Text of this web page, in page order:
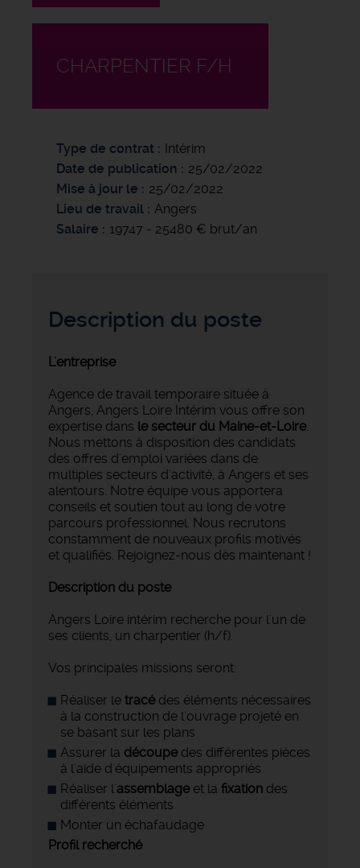
CHARPENTIER F/H
Type de contrat
Intérim
Date de publication
25/02/2022
Mise à jour le
25/02/2022
Lieu de travail
Angers
Salaire
19747 - 25480 € brut/an
Description du poste
L'entreprise
Agence de travail temporaire située à
Angers, Angers Loire Intérim vous offre son
expertise dans le secteur du Maine-et-Loire.
Nous mettons à disposition des candidats
des offres d'emploi variées dans de
multiples secteurs d'activité, à Angers et ses
alentours. Notre équipe vous apportera
conseils et soutien tout au long de votre
parcours professionnel. Nous recrutons
constamment de nouveaux profils motivés
et qualifiés. Rejoignez-nous dès maintenant !
Description du poste
Angers Loire intérim recherche pour l'un de
ses clients, un charpentier (h/f).
Vos principales missions seront:
Réaliser le tracédes éléments nécessaires
à la construction de l'ouvrage projeté en
se basant sur les plans
Assurer la découpedes différentes pièces
à l'aide d'équipements appropriés
Réaliser l'assemblageet la fixation des
différents éléments
Monter un échafaudage
Profil recherché